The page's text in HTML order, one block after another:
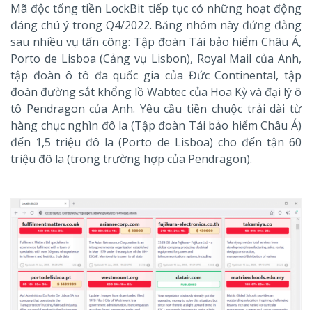
Mã độc tống tiền LockBit tiếp tục có những hoạt động
đáng chú ý trong Q4/2022. Băng nhóm này đứng đằng
sau nhiều vụ tấn công: Tập đoàn Tái bảo hiểm Châu Á,
Porto de Lisboa (Cảng vụ Lisbon), Royal Mail của Anh,
tập đoàn ô tô đa quốc gia của Đức Continental, tập
đoàn đường sắt khổng lồ Wabtec của Hoa Kỳ và đại lý ô
tô Pendragon của Anh. Yêu cầu tiền chuộc trải dài từ
hàng chục nghìn đô la (Tập đoàn Tái bảo hiểm Châu Á)
đến 1,5 triệu đô la (Porto de Lisboa) cho đến tận 60
triệu đô la (trong trường hợp của Pendragon).